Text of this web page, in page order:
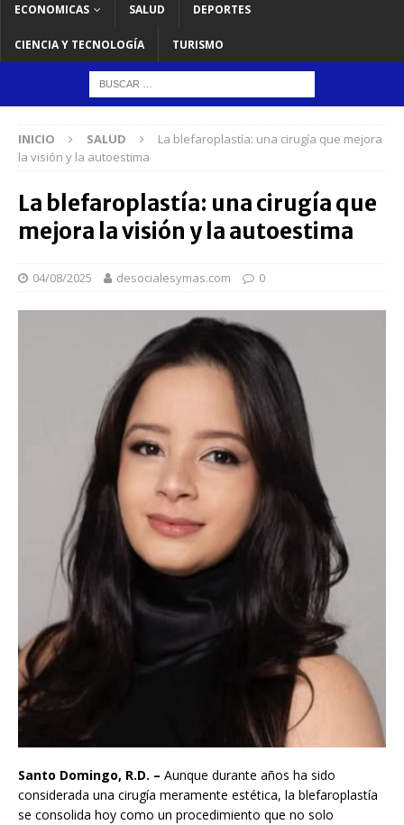
ECONOMICAS SALUD DEPORTES
CIENCIA Y TECNOLOGÍA TURISMO
INICIO SALUD
La blefaroplastía: una cirugía que mejora
la visión y la autoestima
La blefaroplastía: una cirugía que
mejora la visión y la autoestima
04/08/2025 desocialesymas.com 0
Santo Domingo, R.D. – Aunque durante años ha sido
considerada una cirugía meramente estética, la blefaroplastía
se consolida hoy como un procedimiento que no solo